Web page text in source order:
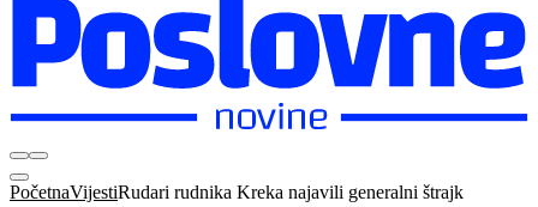
PočetnaVijestiRudari rudnika Kreka najavili generalni štrajk